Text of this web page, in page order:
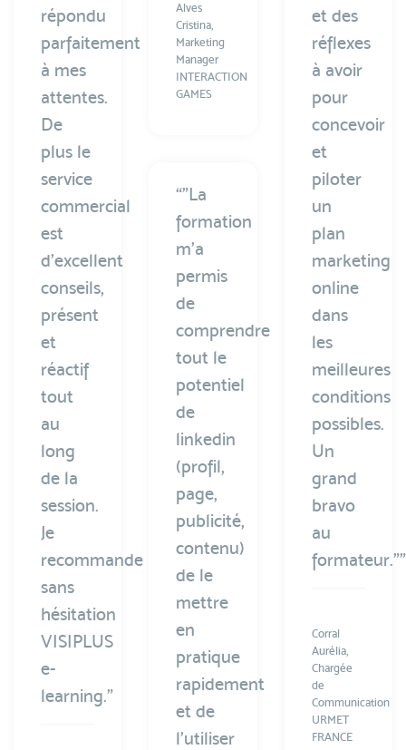
répondu
parfaitement
à mes
attentes.
De
plus le
service
commercial
est
d’excellent
conseils,
présent
et
réactif
tout
au
long
de la
session.
Je
recommande
sans
hésitation
VISIPLUS
e-
learning.”
Alves
Cristina,
Marketing
Manager
INTERACTION
GAMES
et des
réflexes
à avoir
pour
concevoir
et
piloter
un
plan
marketing
online
dans
les
meilleures
conditions
possibles.
Un
grand
bravo
au
formateur."”
Corral
Aurélia,
Chargée
de
Communication
URMET
FRANCE
“"La
formation
m’a
permis
de
comprendre
tout le
potentiel
de
linkedin
(profil,
page,
publicité,
contenu)
de le
mettre
en
pratique
rapidement
et de
l’utiliser